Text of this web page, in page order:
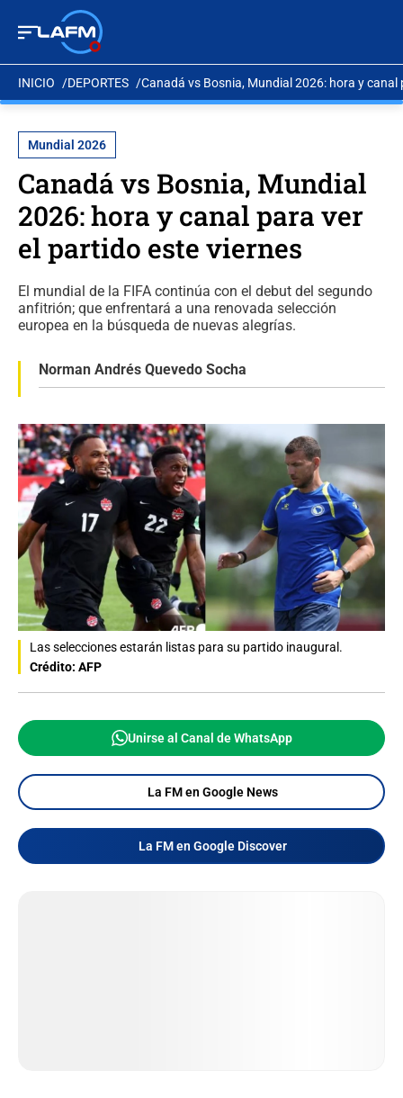
INICIO DEPORTES Canadá vs Bosnia, Mundial 2026: hora y canal
Mundial 2026
Canadá vs Bosnia, Mundial
2026: hora y canal para ver
el partido este viernes
El mundial de la FIFA continúa con el debut del segundo
anfitrión; que enfrentará a una renovada selección
europea en la búsqueda de nuevas alegrías.
Norman Andrés Quevedo Socha
Las selecciones estarán listas para su partido inaugural.
Crédito: AFP
Unirse al Canal de WhatsApp
La FM en Google News
La FM en Google Discover